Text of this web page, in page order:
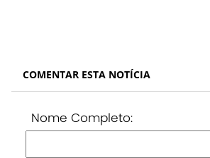
COMENTAR ESTA NOTÍCIA
Nome Completo: